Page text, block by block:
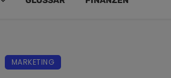
MARKETING